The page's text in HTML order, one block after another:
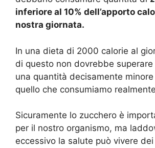
inferiore al 10% dell’apporto
nostra giornata.
In una dieta di 2000 calorie al
di questo non dovrebbe superare
una quantità decisamente
quello che consumiamo
Sicuramente lo zucchero è
per il nostro organismo, ma
eccessivo la salute può vivere